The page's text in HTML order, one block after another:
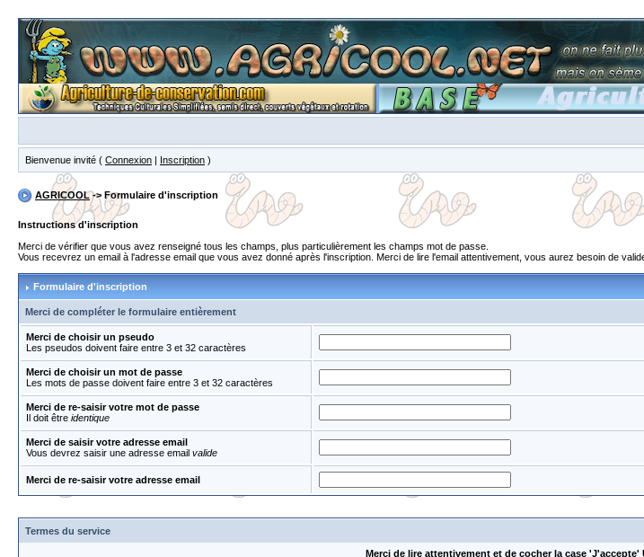
Bienvenue invité ( Connexion | Inscription )
AGRICOOL-> Formulaire d'inscription
Instructions d'inscription
Merci de vérifier que vous avez renseigné tous les champs, plus particulièrement les champs mot de passe.
Vous recevrez un email à l'adresse email que vous avez donné après l'inscription. Merci de lire l'email attentivement, vous aurez besoin de
Formulaire d'inscription
Merci de compléter le formulaire entièrement
Merci de choisir un pseudo
Les pseudos doivent faire entre 3 et 32 caractères
Merci de choisir un mot de passe
Les mots de passe doivent faire entre 3 et 32 caractères
Merci de re-saisir votre mot de passe
Il doit être identique
Merci de saisir votre adresse email
Vous devrez saisir une adresse email valide
Merci de re-saisir votre adresse email
Termes du service
Merci de lire attentivement et de cocher la case 'J'accepte'